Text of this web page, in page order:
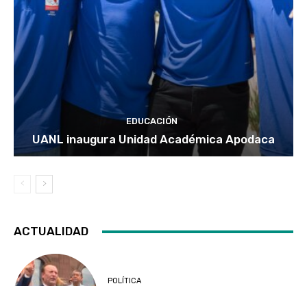
EDUCACIÓN
UANL inaugura Unidad Académica Apodaca
ACTUALIDAD
POLÍTICA